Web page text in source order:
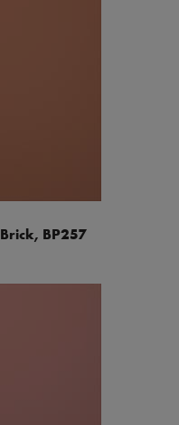
Brick, BP257